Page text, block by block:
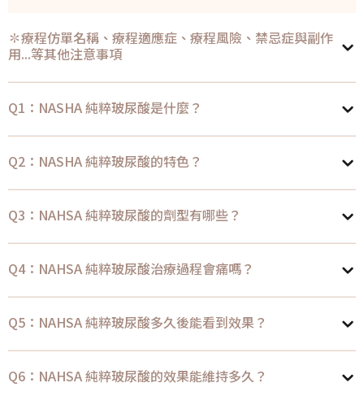
✽療程仿單名稱、療程適應症、療程風險、禁忌症與副作
用...等其他注意事項
Q1：NASHA 純粹玻尿酸是什麼？
Q2：NASHA 純粹玻尿酸的特色？
Q3：NAHSA 純粹玻尿酸的劑型有哪些？
Q4：NAHSA 純粹玻尿酸治療過程會痛嗎？
Q5：NAHSA 純粹玻尿酸多久後能看到效果？
Q6：NAHSA 純粹玻尿酸的效果能維持多久？